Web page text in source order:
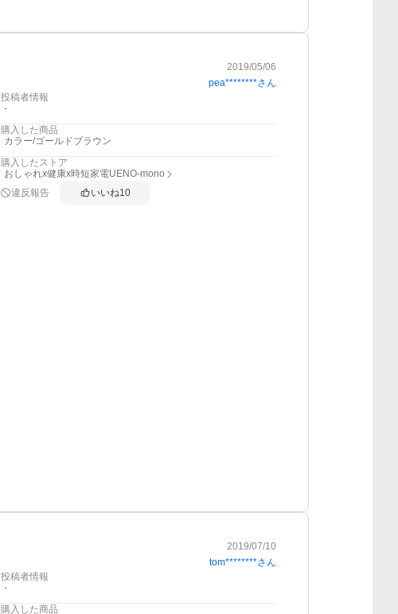
2019/05/06
pea********さん
投稿者情報
-
購入した商品
カラー/ゴールドブラウン
購入したストア
おしゃれx健康x時短家電UENO-mono
違反報告
いいね10
2019/07/10
tom********さん
投稿者情報
-
購入した商品